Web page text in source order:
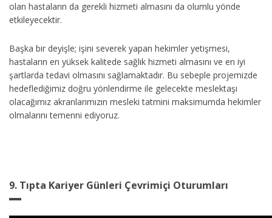
olan hastaların da gerekli hizmeti almasını da olumlu yönde
etkileyecektir.
Başka bir deyişle; işini severek yapan hekimler yetişmesi,
hastaların en yüksek kalitede sağlık hizmeti almasını ve en iyi
şartlarda tedavi olmasını sağlamaktadır. Bu sebeple projemizde
hedeflediğimiz doğru yönlendirme ile gelecekte meslektaşı
olacağımız akranlarımızın mesleki tatmini maksimumda hekimler
olmalarını temenni ediyoruz.
9. Tıpta Kariyer Günleri Çevrimiçi Oturumları